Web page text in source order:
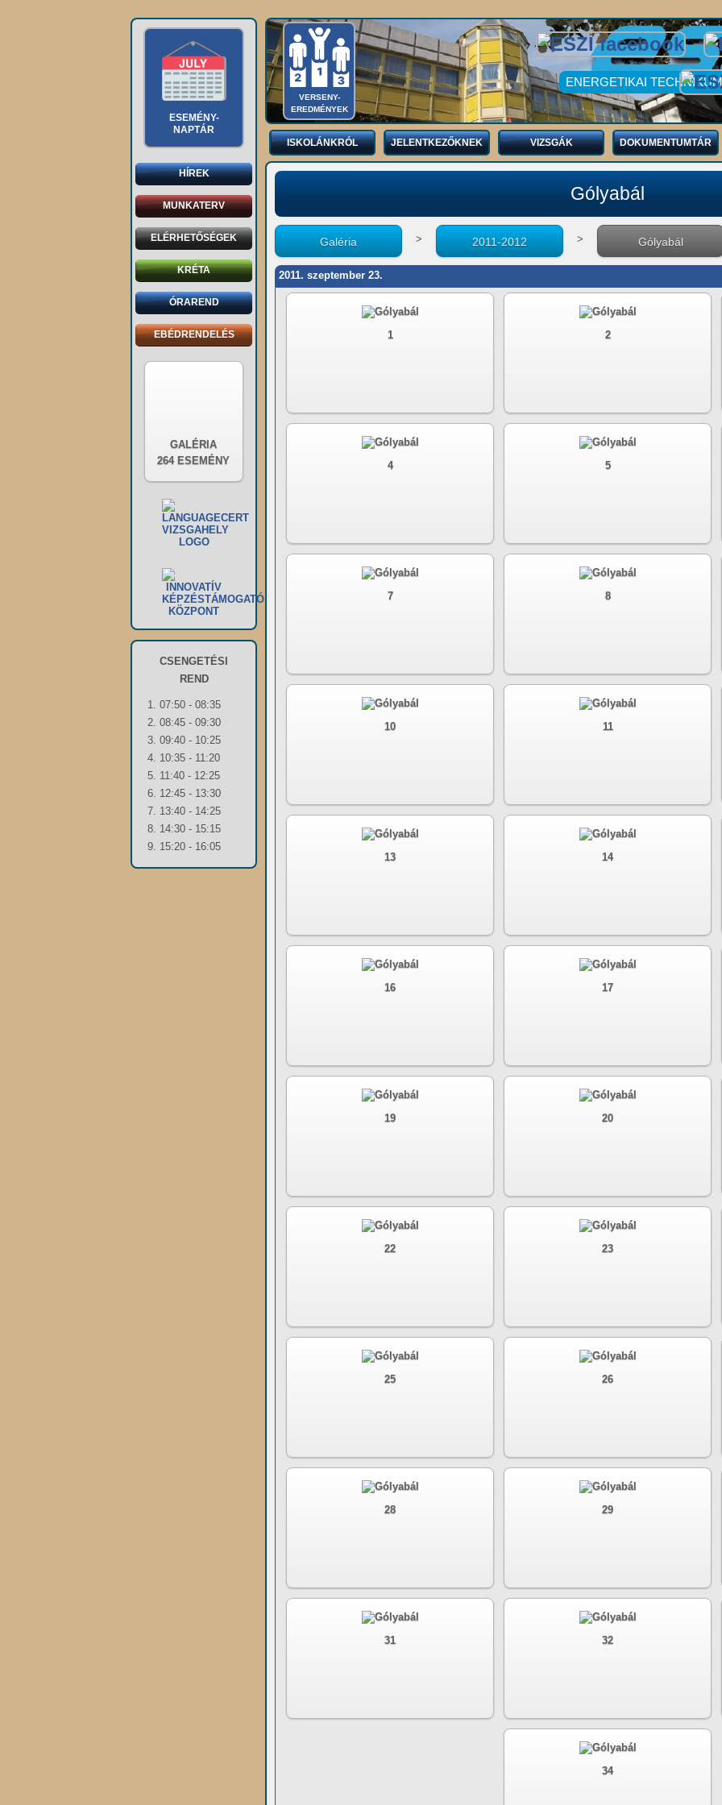
ESEMÉNY-
NAPTÁR
HÍREK
MUNKATERV
ELÉRHETŐSÉGEK
KRÉTA
ÓRAREND
EBÉDRENDELÉS
GALÉRIA
264 ESEMÉNY
CSENGETÉSI
REND
1. 07:50 - 08:35
2. 08:45 - 09:30
3. 09:40 - 10:25
4. 10:35 - 11:20
5. 11:40 - 12:25
6. 12:45 - 13:30
7. 13:40 - 14:25
8. 14:30 - 15:15
9. 15:20 - 16:05
VERSENY-
EREDMÉNYEK
ENERGETIKAI
ISKOLÁNKRÓL JELENTKEZŐKNEK VIZSGÁK DOKUMENTUMTÁR
Gólyabál
Galéria > 2011-2012 > Gólyabál
2011. szeptember 23.
1 2
4 5
7 8
10 11
13 14
16 17
19 20
22 23
25 26
28 29
31 32
34